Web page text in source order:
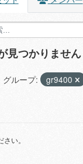
見つかりません
グループ: gr9400
い。